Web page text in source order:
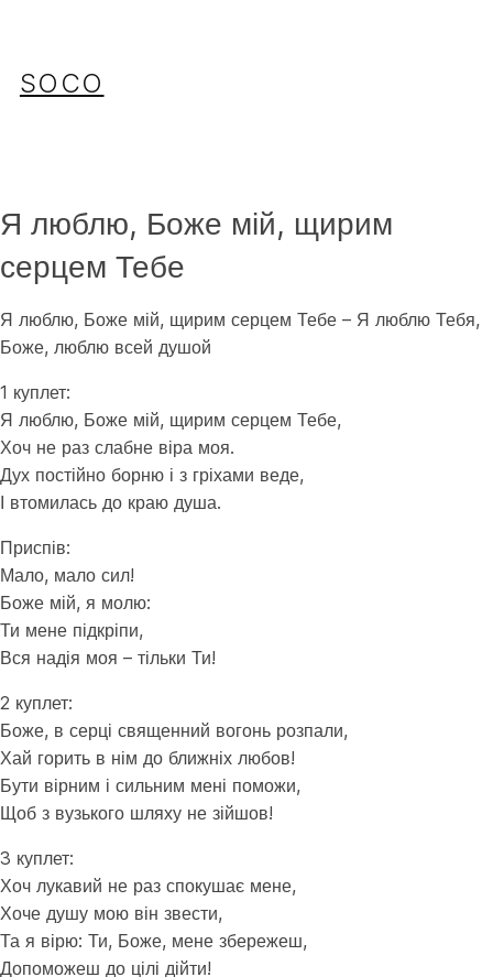
SOCO
Я люблю, Боже мій, щирим
серцем Тебе
Я люблю, Боже мій, щирим серцем Тебе – Я люблю Тебя,
Боже, люблю всей душой
1 куплет:
Я люблю, Боже мій, щирим серцем Тебе,
Хоч не раз слабне віра моя.
Дух постійно борню і з гріхами веде,
І втомилась до краю душа.
Приспів:
Мало, мало сил!
Боже мій, я молю:
Ти мене підкріпи,
Вся надія моя – тільки Ти!
2 куплет:
Боже, в серці священний вогонь розпали,
Хай горить в нім до ближніх любов!
Бути вірним і сильним мені поможи,
Щоб з вузького шляху не зійшов!
3 куплет:
Хоч лукавий не раз спокушає мене,
Хоче душу мою він звести,
Та я вірю: Ти, Боже, мене збережеш,
Допоможеш до цілі дійти!